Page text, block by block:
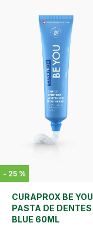
- 25 %
CURAPROX BE YOU
PASTA DE DENTES
BLUE 60ML